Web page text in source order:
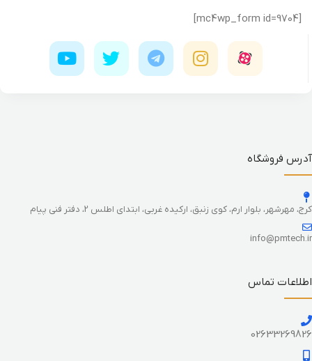
[mc4wp_form id=9704]
آدرس فروشگاه
کرج، مهرشهر، بلوار ارم، کوی زنبق، ارکیده غربی، ابتدای اطلس 2، دفتر فنی پیام
info@pmtech.ir
اطلاعات تماس
02633269826